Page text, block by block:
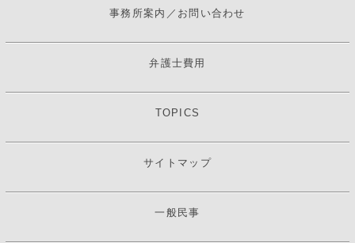
事務所案内／お問い合わせ
弁護士費用
TOPICS
サイトマップ
一般民事